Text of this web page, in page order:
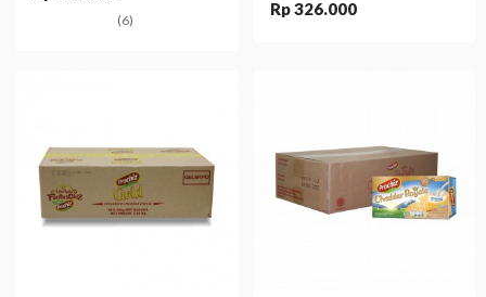
(6)
Rp 326.000